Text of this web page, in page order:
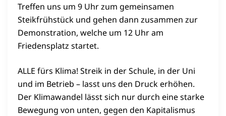
Treffen uns um 9 Uhr zum gemeinsamen
Steikfrühstück und gehen dann zusammen zur
Demonstration, welche um 12 Uhr am
Friedensplatz startet.
ALLE fürs Klima! Streik in der Schule, in der Uni
und im Betrieb – lasst uns den Druck erhöhen.
Der Klimawandel lässt sich nur durch eine starke
Bewegung von unten, gegen den Kapitalismus